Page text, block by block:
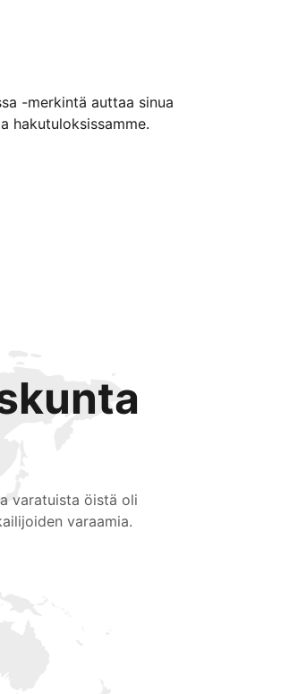
-merkintä auttaa sinua
hakutuloksissamme.
varatuista öistä oli
varaamia.